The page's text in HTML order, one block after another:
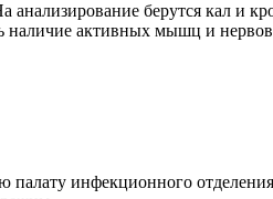
берутся кал и
активных мышц и
палату инфекционного